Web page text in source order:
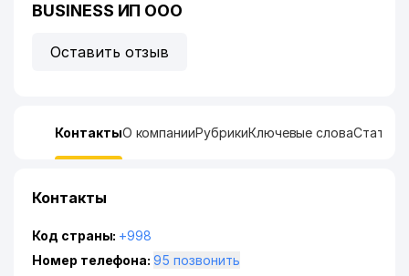
BUSINESS ИП ООО
Оставить отзыв
КонтактыО компанииРубрикиКлючевые слова
Контакты
Код страны: +998
Номер телефона:
95 позвонить